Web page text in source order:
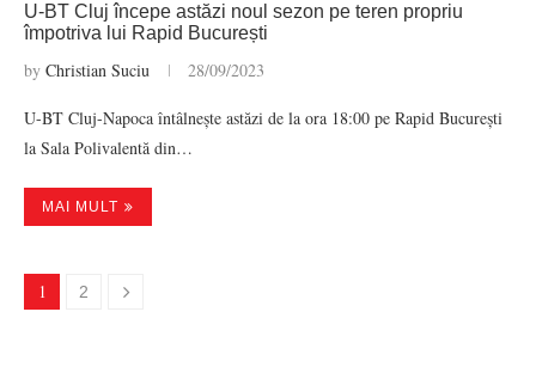
U-BT Cluj începe astăzi noul sezon pe teren propriu
împotriva lui Rapid București
by Christian Suciu 28/09/2023
U-BT Cluj-Napoca întâlnește astăzi de la ora 18:00 pe Rapid București
la Sala Polivalentă din…
MAI MULT
1 2